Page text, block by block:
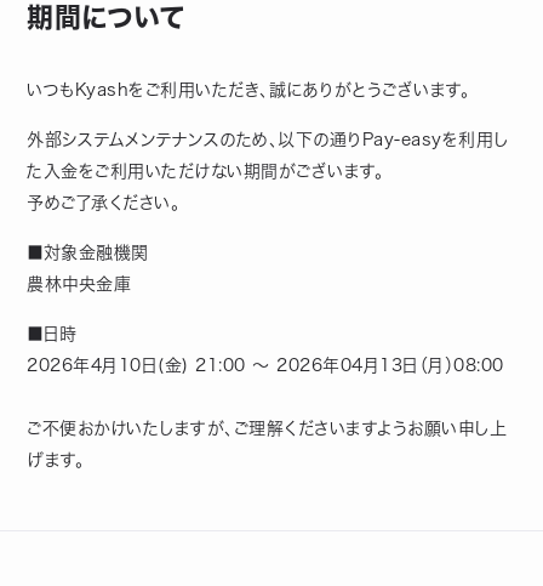
期間について
いつもKyashをご利用いただき、誠にありがとうございます。
外部システムメンテナンスのため、以下の通りPay-easyを利用し
た入金をご利用いただけない期間がございます。
予めご了承ください。
■対象金融機関
農林中央金庫
■日時
2026年4月10日(金) 21:00 ～ 2026年04月13日（月）08:00
ご不便おかけいたしますが、ご理解くださいますようお願い申し上
げます。